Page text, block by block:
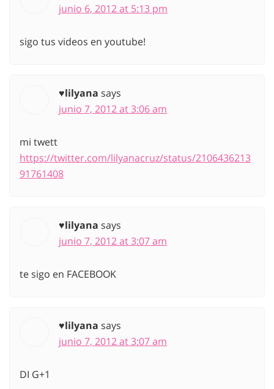
junio 6, 2012 at 5:13 pm
sigo tus videos en youtube!
♥lilyana says
junio 7, 2012 at 3:06 am
mi twett
https://twitter.com/lilyanacruz/status/2106436213
91761408
♥lilyana says
junio 7, 2012 at 3:07 am
te sigo en FACEBOOK
♥lilyana says
junio 7, 2012 at 3:07 am
DI G+1